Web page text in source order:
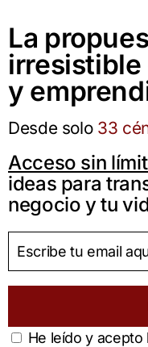
La
y
Desde solo 33
Acceso sin
ideas para
negocio y tu
He leído y acepto